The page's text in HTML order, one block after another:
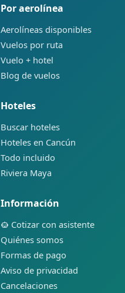
Por aerolínea
Aerolíneas disponibles
Vuelos por ruta
Vuelo + hotel
Blog de vuelos
Hoteles
Buscar hoteles
Hoteles en Cancún
Todo incluido
Riviera Maya
Información
Cotizar con asistente
Quiénes somos
Formas de pago
Aviso de privacidad
Cancelaciones